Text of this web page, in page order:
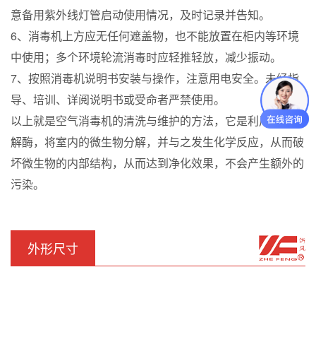
意备用紫外线灯管启动使用情况，及时记录并告知。
6、消毒机上方应无任何遮盖物，也不能放置在柜内等环境
中使用；多个环境轮流消毒时应轻推轻放，减少振动。
7、按照消毒机说明书安装与操作，注意用电安全。未经指
导、培训、详阅说明书或受命者严禁使用。
以上就是空气消毒机的清洗与维护的方法，它是利用一种分
解酶，将室内的微生物分解，并与之发生化学反应，从而破
坏微生物的内部结构，从而达到净化效果，不会产生额外的
污染。
外形尺寸